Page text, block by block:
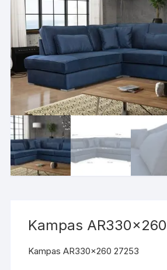
Kampas AR330x260
Kampas AR330x260 27253